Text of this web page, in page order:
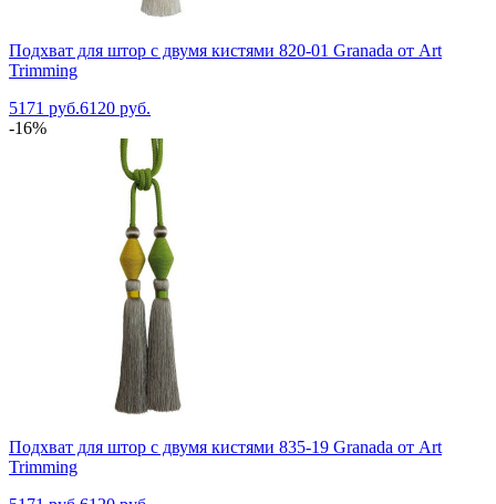
Подхват для штор с двумя кистями 820-01 Granada от Art
Trimming
5171 руб.6120 руб.
-16%
Подхват для штор с двумя кистями 835-19 Granada от Art
Trimming